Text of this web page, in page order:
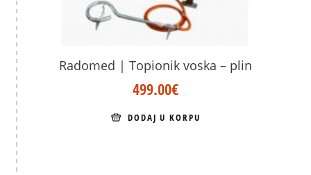
Radomed | Topionik voska – plin
499.00€
DODAJ U KORPU